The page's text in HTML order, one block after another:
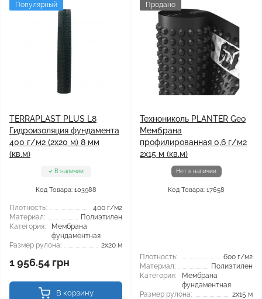
Популярный
TERRAPLAST PLUS L8
Гидроизоляция фундамента
400 г/м2 (2x20 м) 8 мм
(кв.м)
В наличии
Код Товара: 103988
Плотность:
400 г/м2
Материал:
Полиэтилен
Категория:
Мембрана
фундаментная
Размер рулона:
2x20 м
1 956.54 грн
В корзину
Продано
Технониколь PLANTER Geo
Мембрана
профилированная 0,6 г/м2
2x15 м (кв.м)
Нет в наличии
Код Товара: 17658
Плотность:
600 г/м2
Материал:
Полиэтилен
Категория:
Мембрана
фундаментная
Размер рулона:
2x15 м